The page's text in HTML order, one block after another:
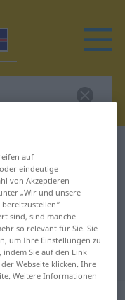
auf
eindeutige
von Akzeptieren
„Wir und unsere
sind, sind manche
so relevant für Sie. Sie
um Ihre Einstellungen zu
Sie auf den Link
Webseite klicken. Ihre
Weitere Informationen